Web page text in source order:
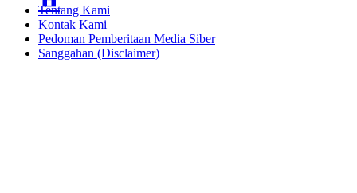
Tentang Kami
Kontak Kami
Pedoman Pemberitaan Media Siber
Sanggahan (Disclaimer)